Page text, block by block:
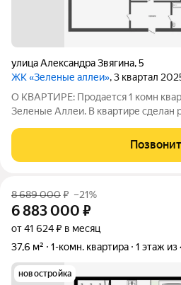
​улица Александра Звягина,5
ЖК «Зеленые аллеи», 3 квартал
О КВАРТИРЕ: Продается 1 комн
Зеленые Аллеи. В квартире сделан
квартал «Зеленые аллеи» малоэтажный комплекс в Тюмени,
предлагающий европейский
8 689 000₽ –21%
6 883 000 ₽
от 41 624 ₽ в месяц
37,6 м²
1-комн. квартира 1 этаж из
новостройка